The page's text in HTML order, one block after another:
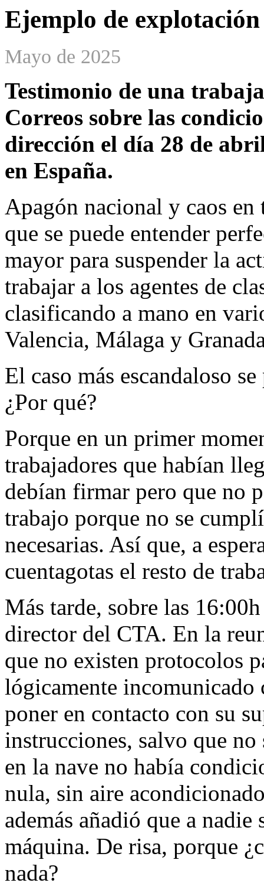
Ejemplo de
Mayo de 2025
Testimonio de una
Correos sobre las
dirección el día 28 de
en España.
Apagón nacional y caos
que se puede entender
mayor para suspender la
trabajar a los agentes de
clasificando a mano en
Valencia, Málaga y
El caso más escandaloso
¿Por qué?
Porque en un primer
trabajadores que habían
debían firmar pero que no
trabajo porque no se
necesarias. Así que, a
cuentagotas el resto de
Más tarde, sobre las
director del CTA. En la
que no existen protocolos
lógicamente incomunicado
poner en contacto con su
instrucciones, salvo que
en la nave no había
nula, sin aire
además añadió que a
máquina. De risa, porque
nada?